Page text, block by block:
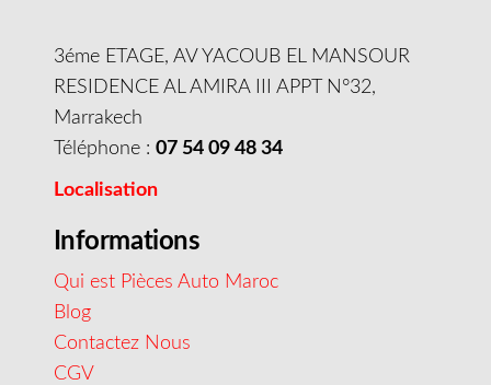
3éme ETAGE, AV YACOUB EL MANSOUR
RESIDENCE AL AMIRA III APPT N°32,
Marrakech
Téléphone : 07 54 09 48 34
Localisation
Informations
Qui est Pièces Auto Maroc
Blog
Contactez Nous
CGV